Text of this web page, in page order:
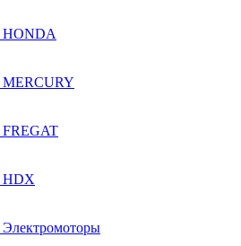
HONDA
MERCURY
FREGAT
HDX
Электромоторы